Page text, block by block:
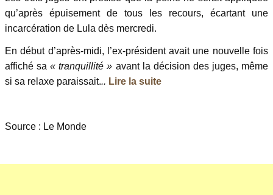
qu’après épuisement de tous les recours, écartant une
incarcération de Lula dès mercredi.
En début d’après-midi, l’ex-président avait une nouvelle fois
affiché sa« tranquillité » avant la décision des juges, même
si sa relaxe paraissait... Lire la suite
Source : Le Monde